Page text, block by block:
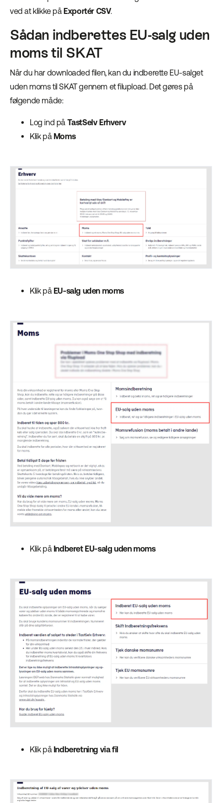
ved at klikke på Exportér CSV.
Sådan indberettes EU-salg uden
moms til SKAT
Når du har downloaded filen, kan du indberette EU-salget
uden moms til SKAT gennem et filupload. Det gøres på
følgende måde:
Log ind på TastSelv Erhverv
Klik på Moms
Klik på EU-salg uden moms
Klik på Indberet EU-salg uden moms
Klik på Indberetning via fil